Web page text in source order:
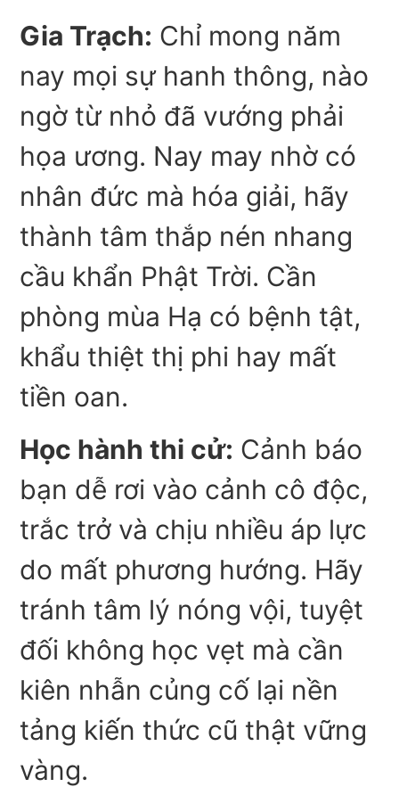
Gia Trạch: Chỉ mong năm
nay mọi sự hanh thông, nào
ngờ từ nhỏ đã vướng phải
họa ương. Nay may nhờ có
nhân đức mà hóa giải, hãy
thành tâm thắp nén nhang
cầu khẩn Phật Trời. Cần
phòng mùa Hạ có bệnh tật,
khẩu thiệt thị phi hay mất
tiền oan.
Học hành thi cử: Cảnh báo
bạn dễ rơi vào cảnh cô độc,
trắc trở và chịu nhiều áp lực
do mất phương hướng. Hãy
tránh tâm lý nóng vội, tuyệt
đối không học vẹt mà cần
kiên nhẫn củng cố lại nền
tảng kiến thức cũ thật vững
vàng.